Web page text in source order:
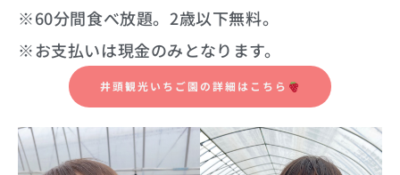
※60分間食べ放題。2歳以下無料。
※お支払いは現金のみとなります。
井頭観光いちご園の詳細はこちら